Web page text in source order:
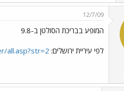
12/7/09
המופע בבריכת הסולטן ב-9.8
לפי עיריית ירושלים: all.asp?str=2